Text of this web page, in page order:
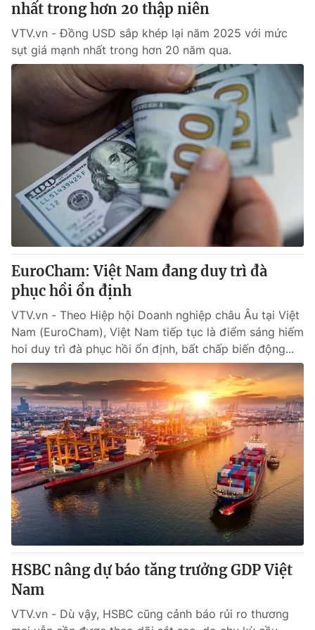
® Cấm sao chép dưới mọi hình thức nếu không có sự chấp
thuận bằng văn bản. Ghi rõ nguồn VTV.vn khi phát hành lại
thông tin từ website này.
nhất trong hơn 20 thập niên
VTV.vn - Đồng USD sắp khép lại năm 2025 với mức
sụt giá mạnh nhất trong hơn 20 năm qua.
EuroCham: Việt Nam đang duy trì đà
phục hồi ổn định
VTV.vn - Theo Hiệp hội Doanh nghiệp châu Âu tại Việt
Nam (EuroCham), Việt Nam tiếp tục là điểm sáng hiếm
hoi duy trì đà phục hồi ổn định, bất chấp biến động...
HSBC nâng dự báo tăng trưởng GDP Việt
Nam
VTV.vn - Dù vậy, HSBC cũng cảnh báo rủi ro thương